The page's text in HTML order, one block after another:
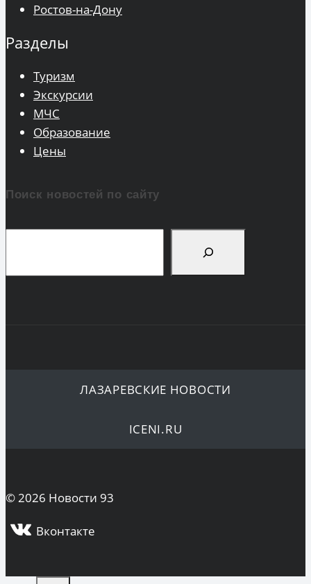
Ростов-на-Дону
Разделы
Туризм
Экскурсии
МЧС
Образование
Цены
Поиск новостей по сайту
ЛАЗАРЕВСКИЕ НОВОСТИ
ICENI.RU
© 2026 Новости 93
Вконтакте